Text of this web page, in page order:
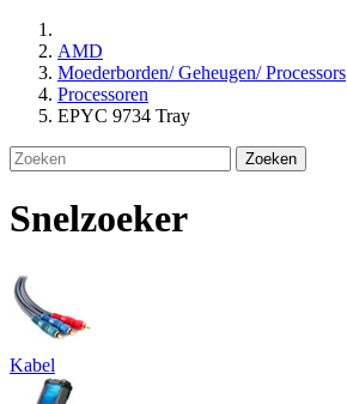
AMD
Moederborden/ Geheugen/ Processors
Processoren
EPYC 9734 Tray
Zoeken
Snelzoeker
Kabel